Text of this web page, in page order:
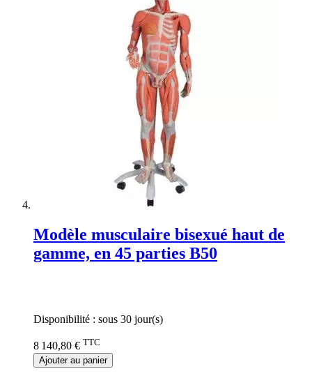
Modèle musculaire bisexué haut de
gamme, en 45 parties B50
Disponibilité : sous 30 jour(s)
8 140,80 € TTC
Ajouter au panier